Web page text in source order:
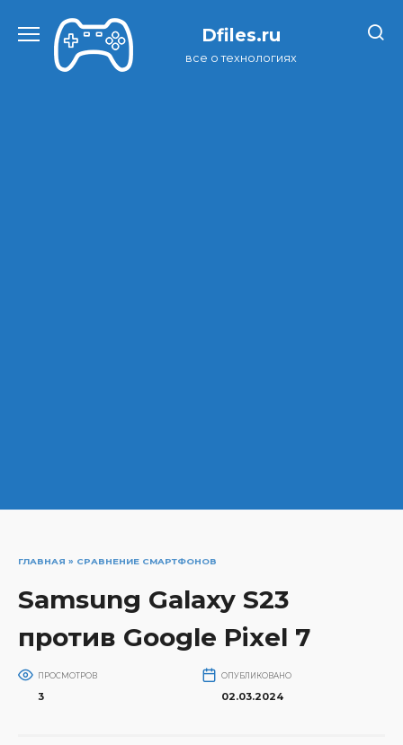
содержанию
Dfiles.ru
все о технологиях
ГЛАВНАЯ » СРАВНЕНИЕ СМАРТФОНОВ
Samsung Galaxy S23
против Google Pixel 7
ПРОСМОТРОВ
3
ОПУБЛИКОВАНО
02.03.2024